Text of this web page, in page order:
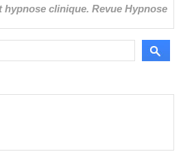
hypnose clinique. Revue Hypnose